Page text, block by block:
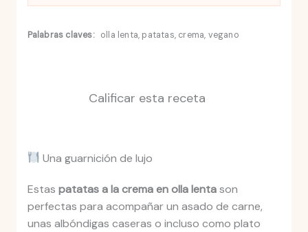
Palabras claves: olla lenta, patatas, crema, vegano
Calificar esta receta
Una guarnición de lujo
Estas patatas a la crema en olla lentason
perfectas para acompañar un asado de carne,
unas albóndigas caseras o incluso como plato